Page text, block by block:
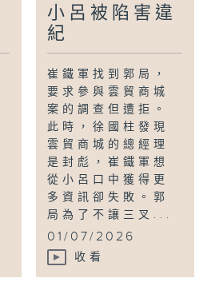
小呂被陷害違
紀
崔鐵軍找到郭局，
要求參與雲貿商城
案的調查但遭拒。
此時，徐國柱發現
雲貿商城的總經理
是封彪，崔鐵軍想
從小呂口中獲得更
多資訊卻失敗。郭
局為了不讓三叉...
01/07/2026
收看